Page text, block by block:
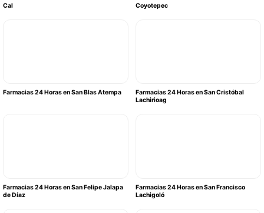
Cal
Coyotepec
Farmacias 24 Horas en San Blas Atempa
Farmacias 24 Horas en San Cristóbal
Lachirioag
Farmacias 24 Horas en San Felipe Jalapa
de Díaz
Farmacias 24 Horas en San Francisco
Lachigoló